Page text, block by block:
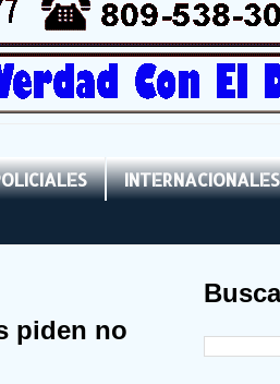
INTERNACIONALES
piden no